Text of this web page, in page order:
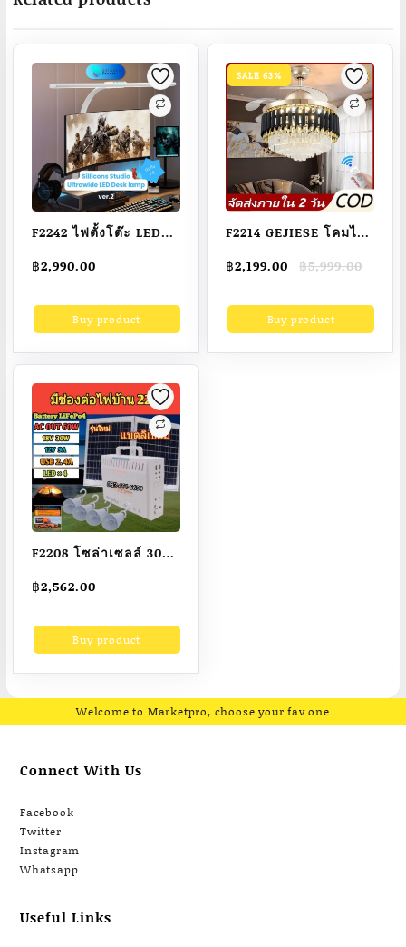
F2242 ไฟตั้งโต๊ะ LED
Sillicons studio (โคม
หนังสือ, ไฟช่วยถนอม
฿2,990.00
Buy product
SALE 63%
F2214 GEJIESE โคมไฟ
โคมไฟพัดลมเพดาน
เพดาน โคมไฟคริสตัล
฿5,999.00
Original
was:
฿5,999.00.
฿2,199.00
Current
is:
฿2,199.00.Buy product
F2208 โซล่าเซลล์ 30W
ตัวAC220V+หลอด
฿2,562.00
Buy product
Welcome to Marketpro, choose your fav one
Connect With Us
Facebook
Twitter
Instagram
Whatsapp
Useful Links